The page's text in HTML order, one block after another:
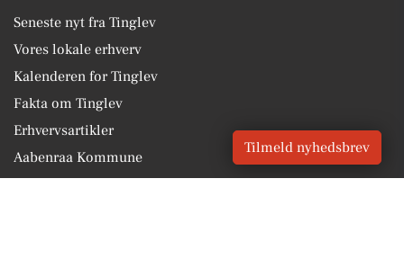
Seneste nyt fra Tinglev
Vores lokale erhverv
Kalenderen for Tinglev
Fakta om Tinglev
Erhvervsartikler
Aabenraa Kommune
Tilmeld nyhedsbrev